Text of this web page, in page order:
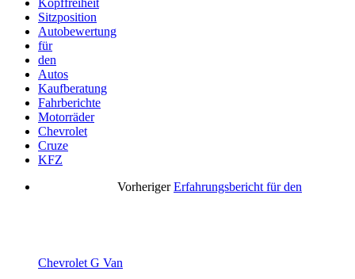
Sitzposition
Autobewertung
für
den
Autos
Kaufberatung
Fahrberichte
Motorräder
Chevrolet
Cruze
KFZ
Vorheriger Erfahrungsbericht für den
Chevrolet G Van